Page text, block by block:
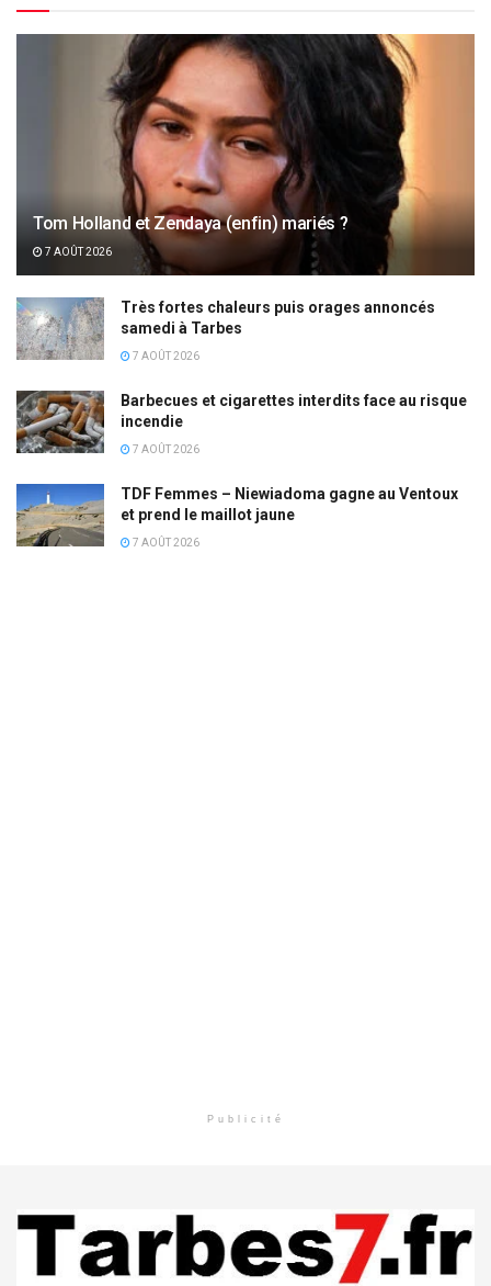
Tom Holland et Zendaya (enfin) mariés ?
7 AOÛT 2026
Très fortes chaleurs puis orages annoncés
samedi à Tarbes
7 AOÛT 2026
Barbecues et cigarettes interdits face au risque
incendie
7 AOÛT 2026
TDF Femmes – Niewiadoma gagne au Ventoux
et prend le maillot jaune
7 AOÛT 2026
Publicité